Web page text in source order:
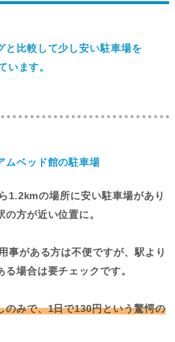
と比較して少し安い駐車場を
います。
ムベッド館の駐車場
1.2kmの場所に安い駐車場があり
の方が近い位置に。
事がある方は不便ですが、駅より
場合は要チェックです。
のみで、1日で130円という驚愕の